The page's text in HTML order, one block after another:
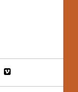
Go
to
to